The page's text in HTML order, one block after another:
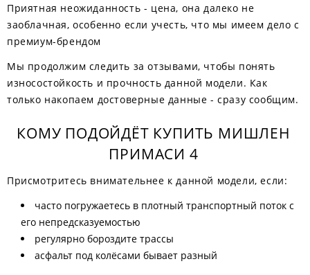
Приятная неожиданность - цена, она далеко не
заоблачная, особенно если учесть, что мы имеем дело с
премиум-брендом
Мы продолжим следить за отзывами, чтобы понять
износостойкость и прочность данной модели. Как
только накопаем достоверные данные - сразу сообщим.
КОМУ ПОДОЙДЁТ КУПИТЬ МИШЛЕН
ПРИМАСИ 4
Присмотритесь внимательнее к данной модели, если:
часто погружаетесь в плотный транспортный поток с
его непредсказуемостью
регулярно бороздите трассы
асфальт под колёсами бывает разный